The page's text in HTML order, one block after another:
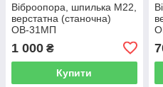
Віброопора, шпилька М22,
верстатна (станочна)
ОВ-31МП
1 000 ₴
Купити